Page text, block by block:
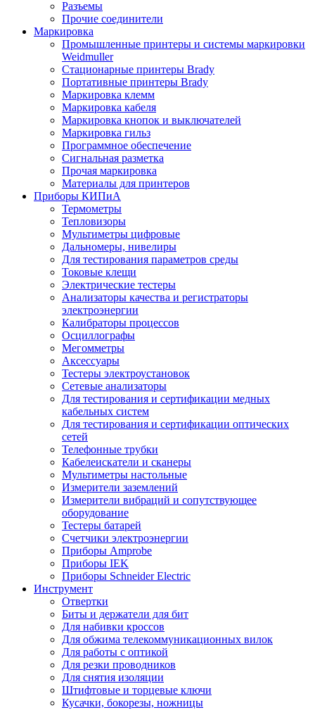
Разъемы
Прочие соединители
Маркировка
Промышленные принтеры и системы маркировки
Weidmuller
Стационарные принтеры Brady
Портативные принтеры Brady
Маркировка клемм
Маркировка кабеля
Маркировка кнопок и выключателей
Маркировка гильз
Программное обеспечение
Сигнальная разметка
Прочая маркировка
Материалы для принтеров
Приборы КИПиА
Термометры
Тепловизоры
Мультиметры цифровые
Дальномеры, нивелиры
Для тестирования параметров среды
Токовые клещи
Электрические тестеры
Анализаторы качества и регистраторы
электроэнергии
Калибраторы процессов
Осциллографы
Мегомметры
Аксессуары
Тестеры электроустановок
Сетевые анализаторы
Для тестирования и сертификации медных
кабельных систем
Для тестирования и сертификации оптических
сетей
Телефонные трубки
Кабелеискатели и сканеры
Мультиметры настольные
Измерители заземлений
Измерители вибраций и сопутствующее
оборудование
Тестеры батарей
Счетчики электроэнергии
Приборы Amprobe
Приборы IEK
Приборы Schneider Electric
Инструмент
Отвертки
Биты и держатели для бит
Для набивки кроссов
Для обжима телекоммуникационных вилок
Для работы с оптикой
Для резки проводников
Для снятия изоляции
Штифтовые и торцевые ключи
Кусачки, бокорезы, ножницы